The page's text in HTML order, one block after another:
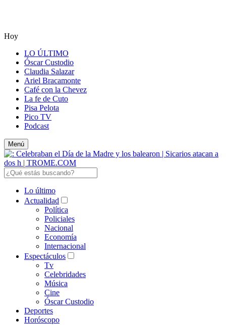
Hoy
LO ÚLTIMO
Óscar Custodio
Claudia Salazar
Ariel Bracamonte
Café con la Chevez
La fe de Cuto
Pisa Pelota
Pico TV
Podcast
Menú
Lo último
Actualidad
Política
Policiales
Nacional
Economía
Internacional
Espectáculos
Tv
Celebridades
Música
Cine
Óscar Custodio
Deportes
Horóscopo